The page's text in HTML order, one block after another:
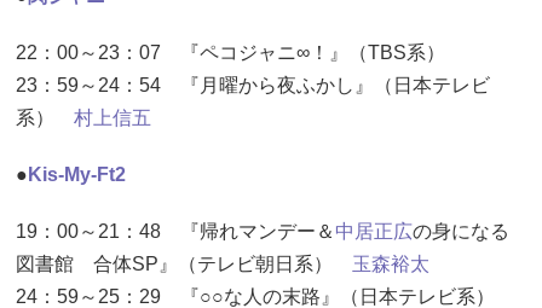
22：00～23：07 『ペコジャニ∞！』（TBS系）
23：59～24：54 『月曜から夜ふかし』（日本テレビ
系） 村上信五
● Kis-My-Ft2
19：00～21：48 『帰れマンデー＆ 中居正広の身になる
図書館 合体SP』（テレビ朝日系） 玉森裕太
24：59～25：29 『○○な人の末路』（日本テレビ系）